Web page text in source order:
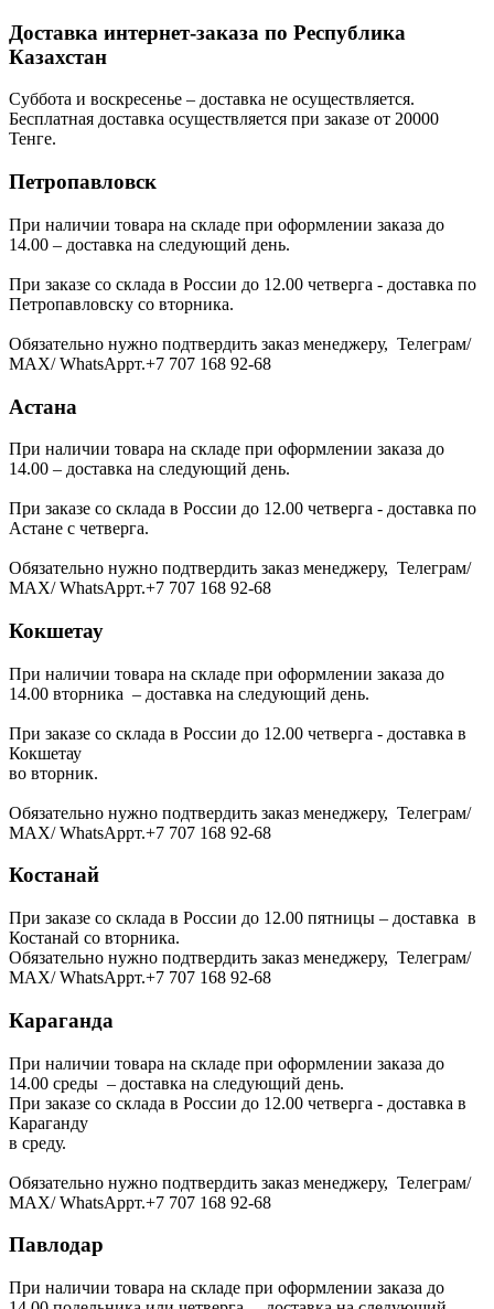
Доставка интернет-заказа по Республика
Казахстан
Суббота и воскресенье – доставка не осуществляется.
Бесплатная доставка осуществляется при заказе от 20000
Тенге.
Петропавловск
При наличии товара на складе при оформлении заказа до
14.00 – доставка на следующий день.
При заказе со склада в России до 12.00 четверга - доставка по
Петропавловску со вторника.
Обязательно нужно подтвердить заказ менеджеру, Телеграм/
МАХ/ WhatsAppт.+7 707 168 92-68
Астана
При наличии товара на складе при оформлении заказа до
14.00 – доставка на следующий день.
При заказе со склада в России до 12.00 четверга - доставка по
Астане с четверга.
Обязательно нужно подтвердить заказ менеджеру, Телеграм/
МАХ/ WhatsAppт.+7 707 168 92-68
Кокшетау
При наличии товара на складе при оформлении заказа до
14.00 вторника – доставка на следующий день.
При заказе со склада в России до 12.00 четверга - доставка в
Кокшетау
во вторник.
Обязательно нужно подтвердить заказ менеджеру, Телеграм/
МАХ/ WhatsAppт.+7 707 168 92-68
Костанай
При заказе со склада в России до 12.00 пятницы – доставка в
Костанай со вторника.
Обязательно нужно подтвердить заказ менеджеру, Телеграм/
МАХ/ WhatsAppт.+7 707 168 92-68
Караганда
При наличии товара на складе при оформлении заказа до
14.00 среды – доставка на следующий день.
При заказе со склада в России до 12.00 четверга - доставка в
Караганду
в среду.
Обязательно нужно подтвердить заказ менеджеру, Телеграм/
МАХ/ WhatsAppт.+7 707 168 92-68
Павлодар
При наличии товара на складе при оформлении заказа до